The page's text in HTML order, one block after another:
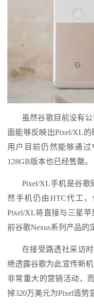
虽然谷歌目前没有
面能够反映出Pixel/XL的
用户目前仍然能够通过
128GB版本也已经售罄。
Pixel/XL手机是谷歌
然手机仍由HTC代工，
Pixel/XL将直接与三星
前谷歌Nexus系列产品的
在接受路透社采访
绝透露谷歌为此宣传新
非常重大的营销活动，
掉320万美元为Pixel造势